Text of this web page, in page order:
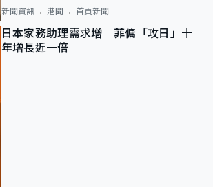
新聞資訊 港聞 首頁新聞
日本家務助理需求增 菲傭「攻日」十
年增長近一倍